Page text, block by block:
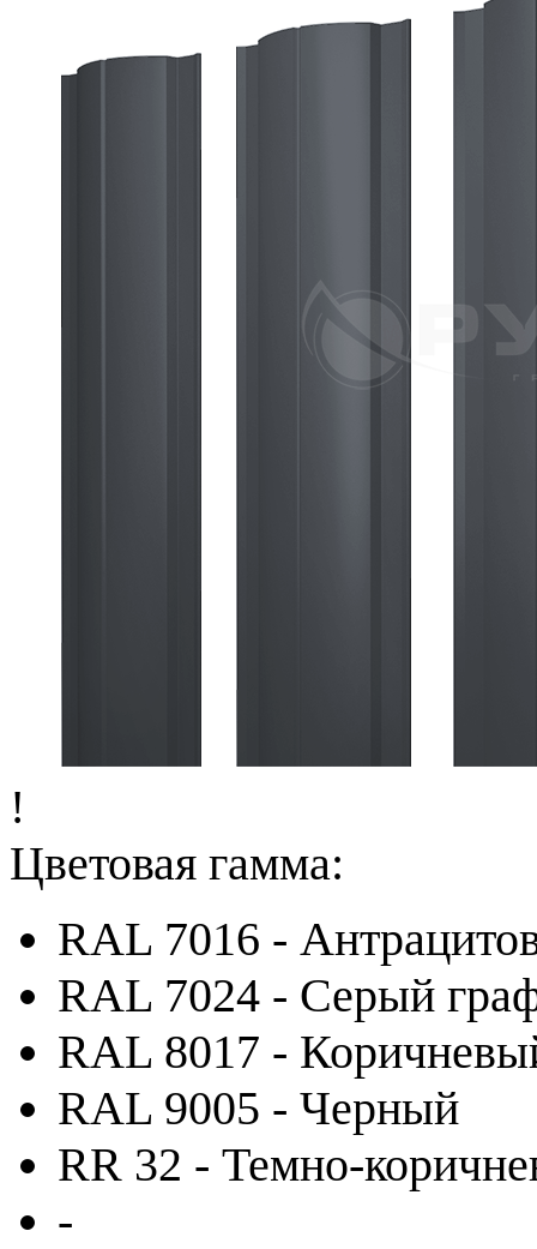
!
Цветовая гамма:
RAL 7016 -
RAL 7024 - Серый
RAL 8017 -
RAL 9005 - Черный
RR 32 - Темно-
-